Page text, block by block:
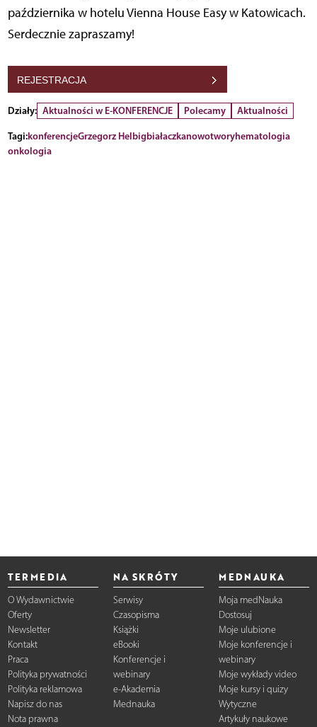
października w hotelu Vienna House Easy w Katowicach.
Serdecznie zapraszamy!
REJESTRACJA
Działy: Aktualności w E-KONFERENCJE Polecamy
Aktualności
Tagi:konferencjeGrzegorz Helbigbiałaczkanowotworyhematologia
onkologia
TERMEDIA
O Wydawnictwie
Oferty
Newsletter
Kontakt
Praca
Polityka prywatności
Polityka reklamowa
Napisz do nas
Nota prawna
NA SKRÓTY
Serwisy
Czasopisma
Książki
eBooki
Konferencje i
webinary
e-Akademia
Mednauka
MEDNAUKA
Moja medNauka
Dostosuj
Moje ulubione
Moje konferencje i
webinary
Moje wykłady video
Moje kursy i quizy
Wytyczne
Artykuły naukowe